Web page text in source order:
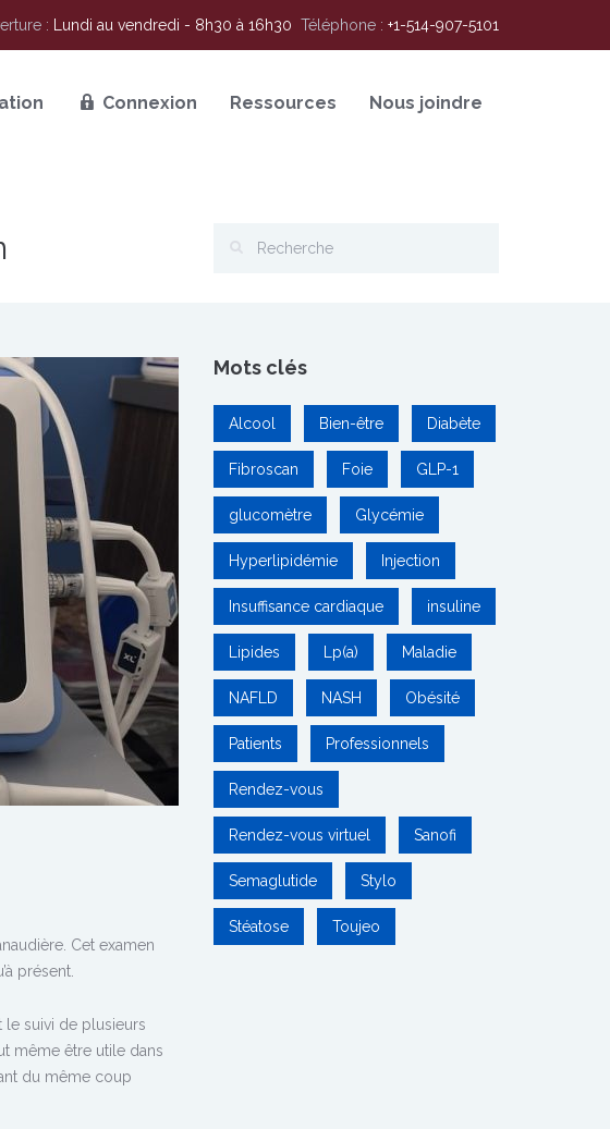
: Lundi au vendredi - 8h30 à 16h30 Téléphone : +1-514-907-5101
Connexion Ressources Nous joindre
Cet examen
présent.
le suivi de plusieurs
même être utile dans
du même coup
Mots clés
Alcool Bien-être Diabète
Fibroscan Foie GLP-1
glucomètre Glycémie
Hyperlipidémie Injection
Insuffisance cardiaque insuline
Lipides Lp(a) Maladie
NAFLD NASH Obésité
Patients Professionnels
Rendez-vous
Rendez-vous virtuel Sanofi
Semaglutide Stylo
Stéatose Toujeo